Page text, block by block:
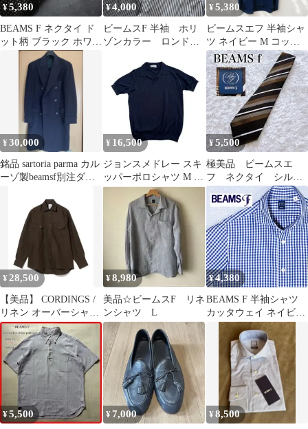
¥5,380
BEAMS F ネクタイ ド
ット柄 ブラック ホワイ
ト 人気 美品
¥4,000
ビームスF 半袖 ホリ
ゾンカラー ロンドン
¥5,380
ビームスエフ 半袖シャ
ツ ネイビー M コット
ン 日本製 ビジネス 春
夏
¥30,000
銘品 sartoria parma カル
ーゾ製beamsf別注ダブ
¥ 16,500
ジョンスメドレー スキ
ッパーポロシャツ M 西
口修平 クルチアーニ
¥5,500
極美品 ビームスエ
フ ネクタイ シル
ク ストライプ
¥28,500
【美品】 CORDINGS /
リネン オーバーシャツ
15.5
¥8,980
美品☆ビームスF リネ
ンシャツ L
¥4,380
BEAMS F 半袖シャツ
カッタウェイ ネイビー
ギンガムチェック XS
¥5,500 ¥7,000 ¥8,500